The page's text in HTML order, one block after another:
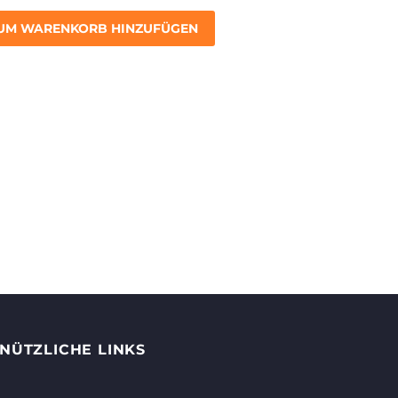
WARENKORB HINZUFÜGEN
NÜTZLICHE LINKS